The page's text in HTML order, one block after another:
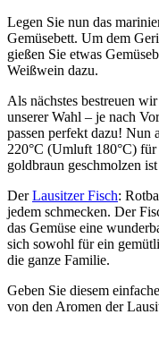
Legen Sie nun das
Gemüsebett. Um dem
gießen Sie etwas
Weißwein dazu.
Als nächstes bestreuen
unserer Wahl – je nach
passen perfekt dazu! Nun
220°C (Umluft 180°C)
goldbraun geschmolzen
DerLausitzer Fisch:
jedem schmecken. Der
das Gemüse eine
sich sowohl für ein
die ganze Familie.
Geben Sie diesem
von den Aromen der